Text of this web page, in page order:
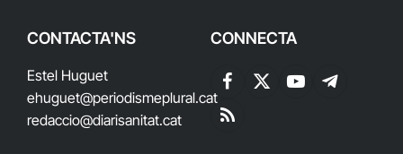
CONTACTA'NS
Estel Huguet
ehuguet@periodismeplural.cat
redaccio@diarisanitat.cat
CONNECTA
Facebook
X
YouTubeTelegram
RSS